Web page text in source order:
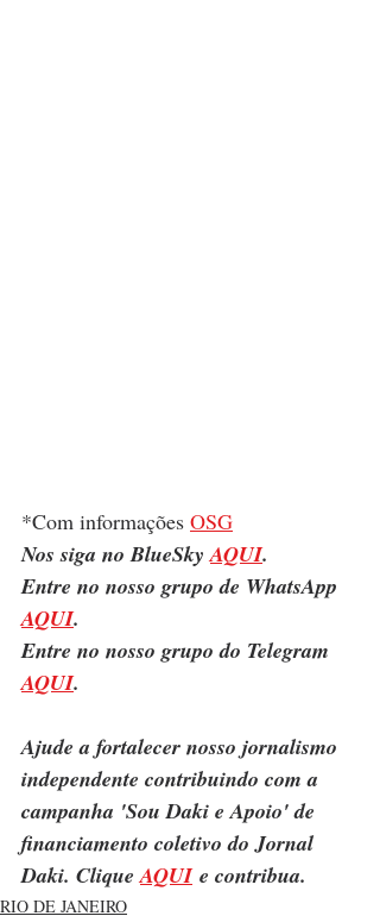
*Com informações OSG
Nos siga no BlueSky AQUI.
Entre no nosso grupo de WhatsApp
AQUI.
Entre no nosso grupo do Telegram
AQUI.
Ajude a fortalecer nosso jornalismo
independente contribuindo com a
campanha 'Sou Daki e Apoio' de
financiamento coletivo do Jornal
Daki. Clique AQUI e contribua.
RIO DE JANEIRO